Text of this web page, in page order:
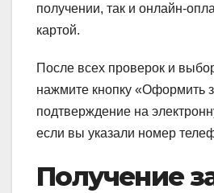
получении, так и онлайн-
картой.
После всех проверок и
нажмите кнопку «Оформить
подтверждение на
если вы указали номер
Получение